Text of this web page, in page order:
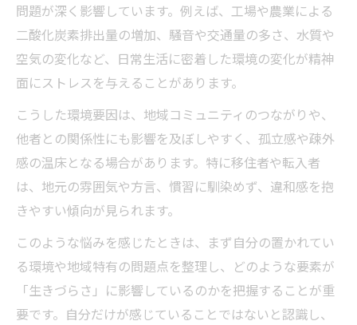
問題が深く影響しています。例えば、工場や農業による
二酸化炭素排出量の増加、騒音や交通量の多さ、水質や
空気の変化など、日常生活に密着した環境の変化が精神
面にストレスを与えることがあります。
こうした環境要因は、地域コミュニティのつながりや、
他者との関係性にも影響を及ぼしやすく、孤立感や疎外
感の温床となる場合があります。特に移住者や転入者
は、地元の雰囲気や方言、慣習に馴染めず、違和感を抱
きやすい傾向が見られます。
このような悩みを感じたときは、まず自分の置かれてい
る環境や地域特有の問題点を整理し、どのような要素が
「生きづらさ」に影響しているのかを把握することが重
要です。自分だけが感じていることではないと認識し、